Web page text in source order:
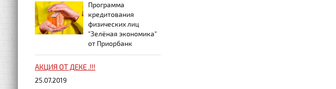
Программа
кредитования
физических лиц
"Зелёная экономика"
от Приорбанк
АКЦИЯ ОТ ДЕКЕ .!!!
25.07.2019